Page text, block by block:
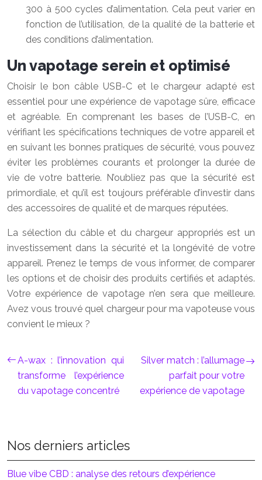
300 à 500 cycles d’alimentation. Cela peut varier en
fonction de l’utilisation, de la qualité de la batterie et
des conditions d’alimentation.
Un vapotage serein et optimisé
Choisir le bon câble USB-C et le chargeur adapté est
essentiel pour une expérience de vapotage sûre, efficace
et agréable. En comprenant les bases de l’USB-C, en
vérifiant les spécifications techniques de votre appareil et
en suivant les bonnes pratiques de sécurité, vous pouvez
éviter les problèmes courants et prolonger la durée de
vie de votre batterie. N’oubliez pas que la sécurité est
primordiale, et qu’il est toujours préférable d’investir dans
des accessoires de qualité et de marques réputées.
La sélection du câble et du chargeur appropriés est un
investissement dans la sécurité et la longévité de votre
appareil. Prenez le temps de vous informer, de comparer
les options et de choisir des produits certifiés et adaptés.
Votre expérience de vapotage n’en sera que meilleure.
Avez vous trouvé quel chargeur pour ma vapoteuse vous
convient le mieux ?
A-wax : l’innovation qui
transforme l’expérience
du vapotage concentré
Silver match : l’allumage
parfait pour votre
expérience de vapotage
Nos derniers articles
Blue vibe CBD : analyse des retours d’expérience